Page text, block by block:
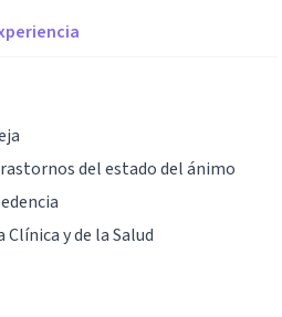
del estado del ánimo
y de la Salud